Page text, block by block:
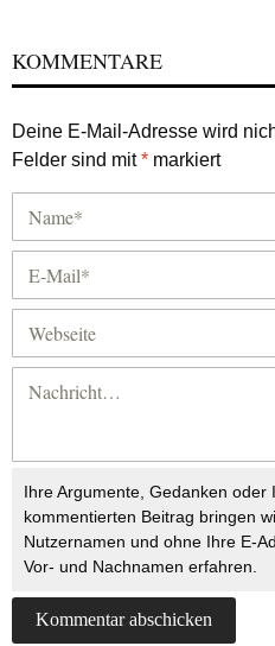
KOMMENTARE
Deine E-Mail-Adresse wird
Felder sind mit* markiert
Ihre Argumente, Gedanken oder
kommentierten Beitrag bringen
Nutzernamen und ohne Ihre E-
Vor- und Nachnamen erfahren.